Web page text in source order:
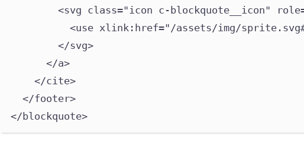
<svg class="icon c-blockquote__icon" role
<use xlink:href=" /assets/img/
</svg>
</a>
</cite>
</footer>
</blockquote>